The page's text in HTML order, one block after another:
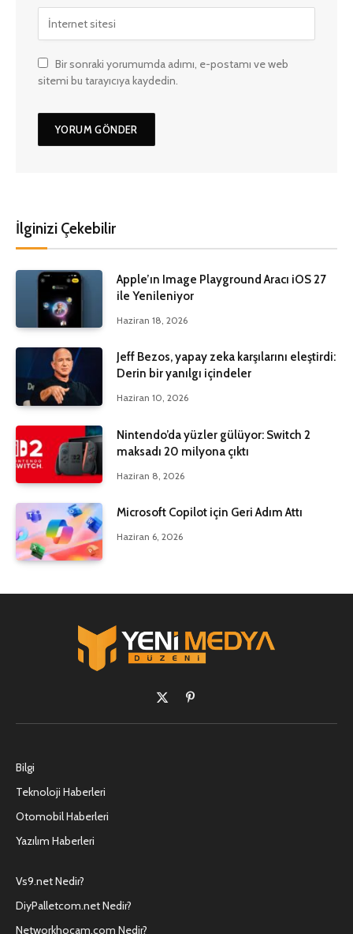
Bir sonraki yorumumda adımı, e-postamı ve web
sitemi bu tarayıcıya kaydedin.
İlginizi Çekebilir
Apple’ın Image Playground Aracı iOS 27
ile Yenileniyor
Haziran 18, 2026
Jeff Bezos, yapay zeka karşılarını eleştirdi:
Derin bir yanılgı içindeler
Haziran 10, 2026
Nintendo’da yüzler gülüyor: Switch 2
maksadı 20 milyona çıktı
Haziran 8, 2026
Microsoft Copilot için Geri Adım Attı
Haziran 6, 2026
X
(Twitter)
Pinterest'in
Bilgi
Teknoloji Haberleri
Otomobil Haberleri
Yazılım Haberleri
Vs9.net Nedir?
DiyPalletcom.net Nedir?
Networkhocam.com Nedir?